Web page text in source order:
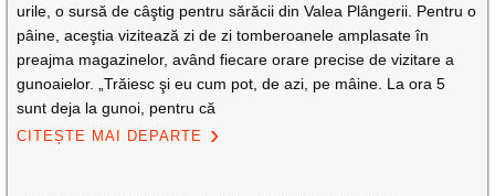
urile, o sursă de câştig pentru sărăcii din Valea Plângerii. Pentru o
pâine, aceştia vizitează zi de zi tomberoanele amplasate în
preajma magazinelor, având fiecare orare precise de vizitare a
gunoaielor. „Trăiesc şi eu cum pot, de azi, pe mâine. La ora 5
sunt deja la gunoi, pentru că
CITEȘTE MAI DEPARTE